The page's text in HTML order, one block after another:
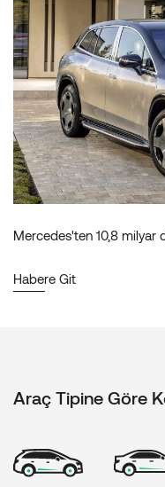
Mercedes'ten 10,8 milyar
Habere Git
Araç Tipine Göre